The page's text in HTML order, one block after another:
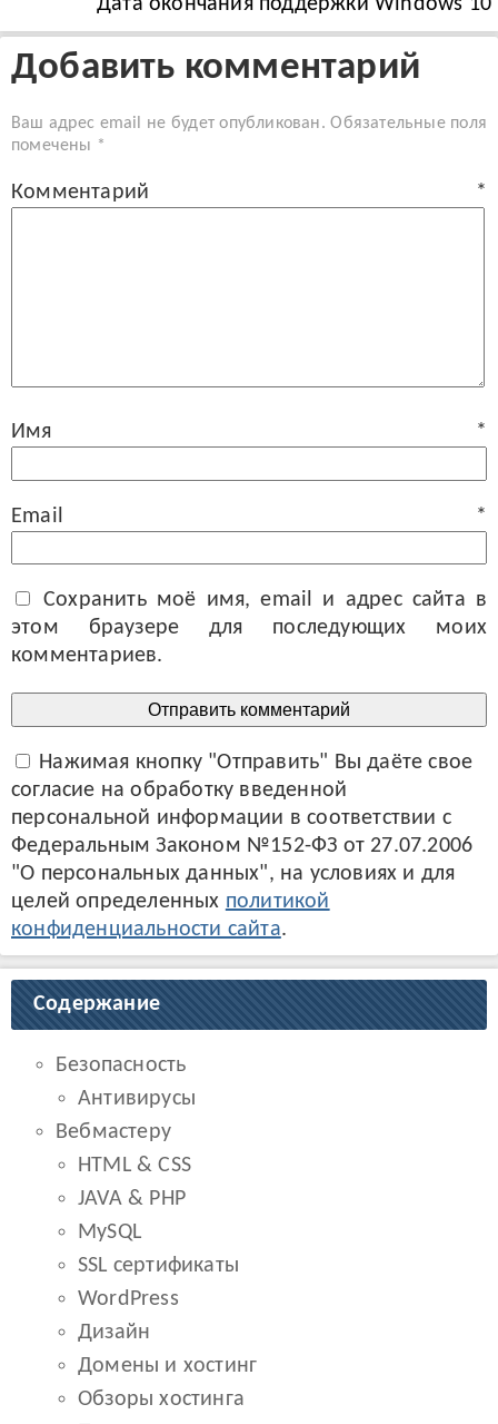
Добавить комментарий
Ваш адрес email не будет опубликован. Обязательные поля
помечены *
Комментарий *
Имя *
Email *
Сохранить моё имя, email и адрес сайта в
этом браузере для последующих моих
комментариев.
Нажимая кнопку "Отправить" Вы даёте свое
согласие на обработку введенной
персональной информации в соответствии с
Федеральным Законом №152-ФЗ от 27.07.2006
"О персональных данных", на условиях и для
целей определенных политикой
конфиденциальности сайта.
Содержание
Безопасность
Антивирусы
Вебмастеру
HTML & CSS
JAVA & PHP
MySQL
SSL сертификаты
WordPress
Дизайн
Домены и хостинг
Обзоры хостинга